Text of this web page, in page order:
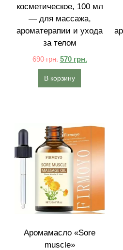
косметическое, 100 мл
— для массажа,
ароматерапии и ухода
за телом
690грн. 570 грн.
В корзину
Аромамасло «Sore
muscle»